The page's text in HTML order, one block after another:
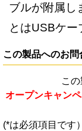
ブルが附属し
とはUSBケー
この製品へのお問
こ
オープンキャン
(*は必須項目です）